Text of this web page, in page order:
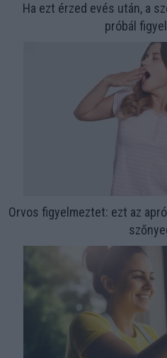
Ha ezt érzed evés után, a
próbál
Orvos figyelmeztet: ezt az